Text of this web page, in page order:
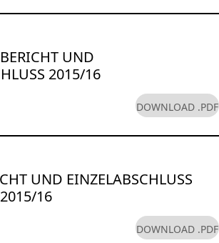
UND
2015/16
DOWNLOAD .PDF
UND EINZELABSCHLUSS
16
DOWNLOAD .PDF